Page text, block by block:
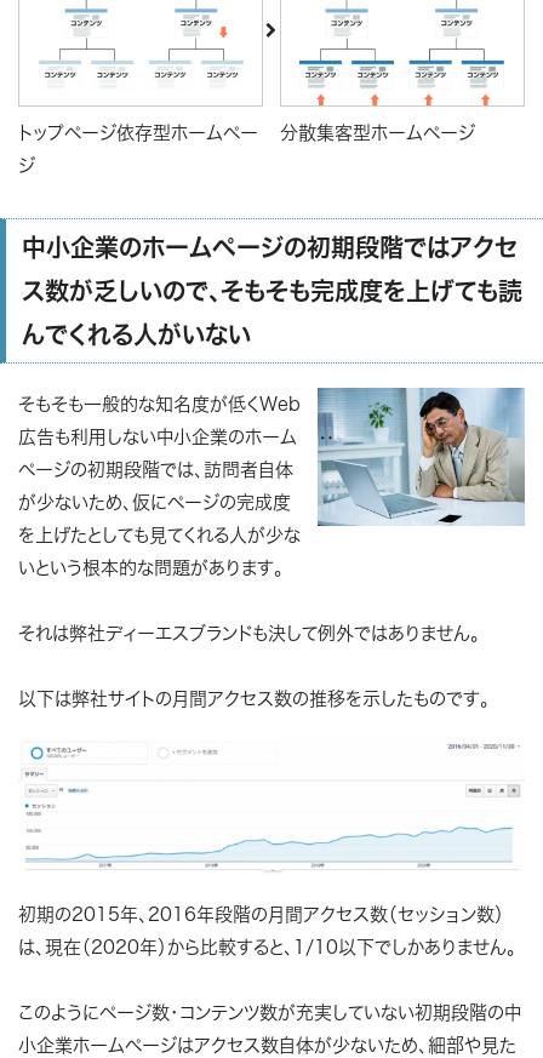
トップページ依存型ホームペー
ジ
分散集客型ホームページ
中小企業のホームページの初期段階ではアクセ
ス数が乏しいので、そもそも完成度を上げても読
んでくれる人がいない
そもそも一般的な知名度が低くWeb
広告も利用しない中小企業のホーム
ページの初期段階では、訪問者自体
が少ないため、仮にページの完成度
を上げたとしても見てくれる人が少な
いという根本的な問題があります。
それは弊社ディーエスブランドも決して例外ではありません。
以下は弊社サイトの月間アクセス数の推移を示したものです。
初期の2015年、2016年段階の月間アクセス数（セッション数）
は、現在（2020年）から比較すると、1/10以下でしかありません。
このようにページ数・コンテンツ数が充実していない初期段階の中
小企業ホームページはアクセス数自体が少ないため、細部や見た